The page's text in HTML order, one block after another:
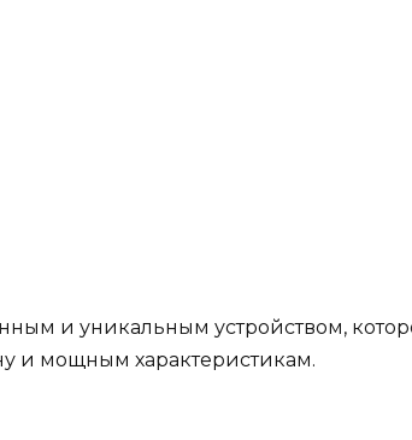
и уникальным устройством,
и мощным характеристикам.